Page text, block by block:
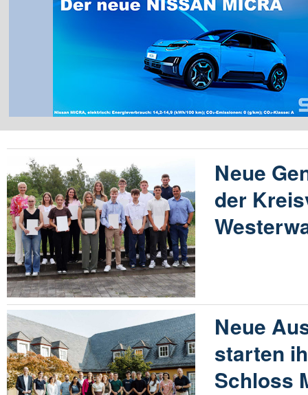
Neue
der
Neue
starten
Schloss